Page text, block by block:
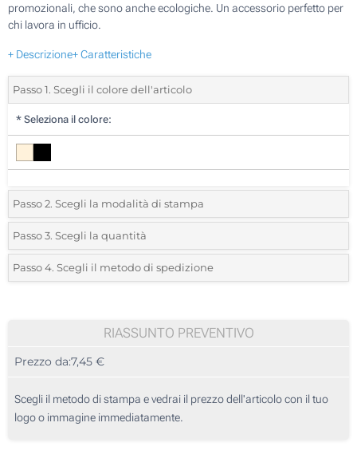
promozionali, che sono anche ecologiche. Un accessorio perfetto per
chi lavora in ufficio.
+ Descrizione+ Caratteristiche
Passo 1. Scegli il colore dell'articolo
* Seleziona il colore:
Passo 2. Scegli la modalità di stampa
*Seleziona la posizione di stampa e il colore del vostro logo:
1 Colore (Su un lato)
Transfer digitale full color (Su un lato)
Passo 3. Scegli la quantità
*Quantità desiderata:
10
25
50
Passo 4. Scegli il metodo di spedizione
RIASSUNTO PREVENTIVO
Prezzo da:7,45 €
Scegli il metodo di stampa e vedrai il prezzo dell'articolo con il tuo
logo o immagine immediatamente.